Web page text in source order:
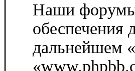
Наши форумы
обеспечения
дальнейшем